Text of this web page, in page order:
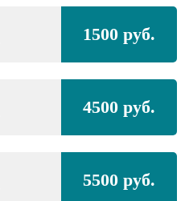
1500 руб.
4500 руб.
5500 руб.